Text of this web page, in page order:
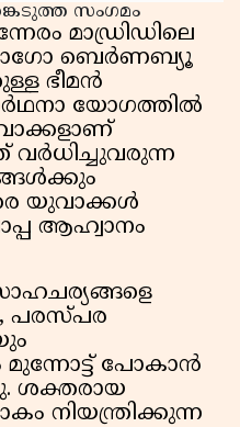
സംഗമം
മാഡ്രിഡിലെ
ബെർണബ്യൂ
ഭീമൻ
യോഗത്തിൽ
യുവാക്കൾ
ആഹ്വാനം
പരസ്പര
പോകാൻ
ശക്തരായ
നിയന്ത്രിക്കുന്ന